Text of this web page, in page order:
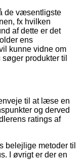
de væsentligste
fx hvilken
af dette er det
ens
kunne vidne om
produkter til
til at læse en
og derved
ratings af
belejlige metoder til
I øvrigt er der en